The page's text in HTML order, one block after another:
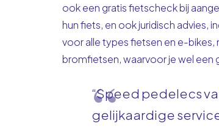
ook een gratis fietscheck bij
hun fiets, en ook juridisch advies,
voor alle types fietsen en e-bikes,
bromfietsen, waarvoor je wel een
“Speed pedelecs
gelijkaardige service